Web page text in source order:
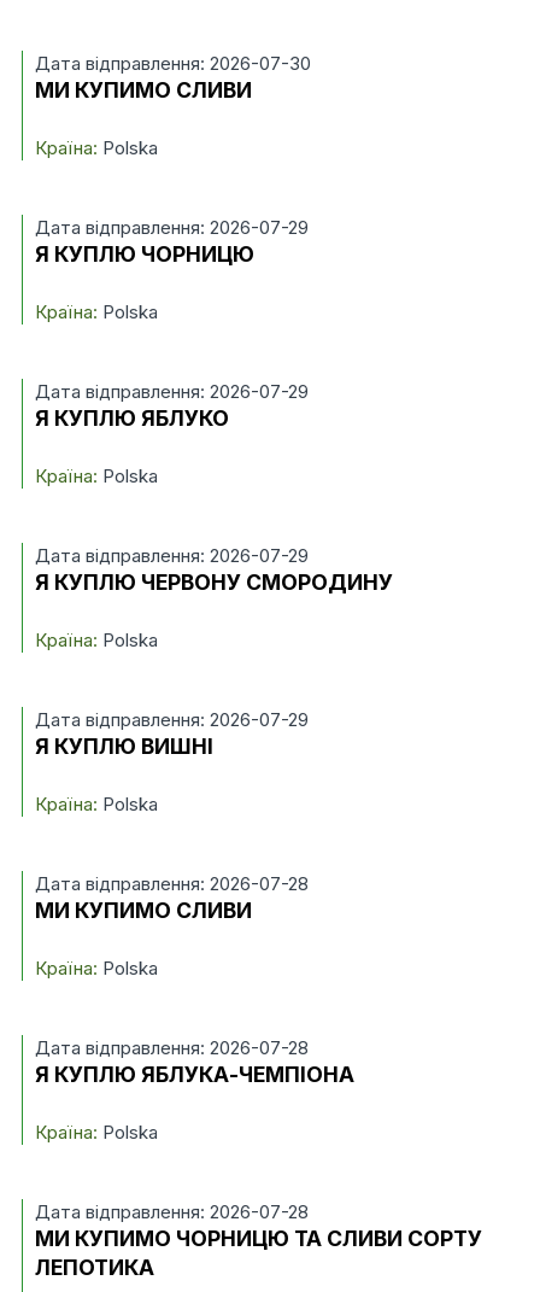
Дата відправлення: 2026-07-30
МИ КУПИМО СЛИВИ
Країна: Polska
Дата відправлення: 2026-07-29
Я КУПЛЮ ЧОРНИЦЮ
Країна: Polska
Дата відправлення: 2026-07-29
Я КУПЛЮ ЯБЛУКО
Країна: Polska
Дата відправлення: 2026-07-29
Я КУПЛЮ ЧЕРВОНУ СМОРОДИНУ
Країна: Polska
Дата відправлення: 2026-07-29
Я КУПЛЮ ВИШНІ
Країна: Polska
Дата відправлення: 2026-07-28
МИ КУПИМО СЛИВИ
Країна: Polska
Дата відправлення: 2026-07-28
Я КУПЛЮ ЯБЛУКА-ЧЕМПІОНА
Країна: Polska
Дата відправлення: 2026-07-28
МИ КУПИМО ЧОРНИЦЮ ТА СЛИВИ СОРТУ
ЛЕПОТИКА